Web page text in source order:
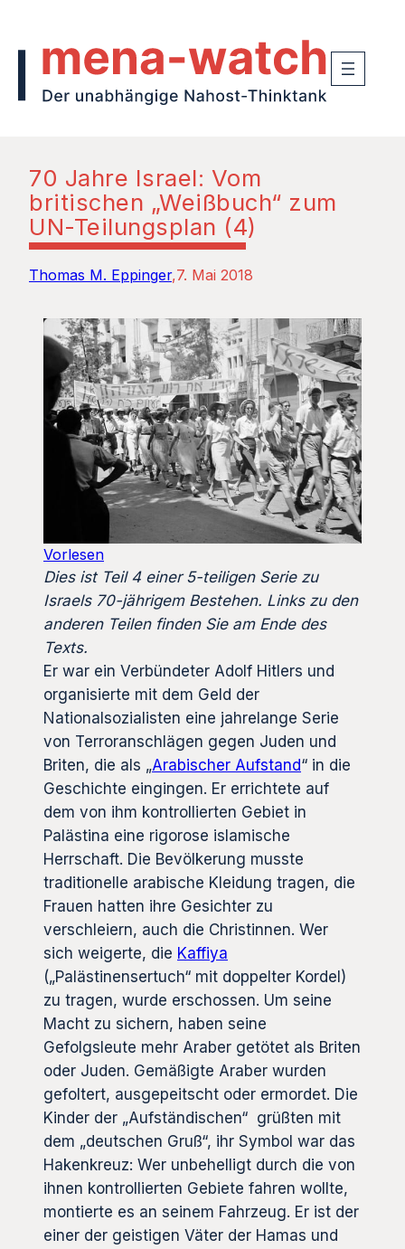
70 Jahre Israel: Vom
britischen „Weißbuch“ zum
UN-Teilungsplan (4)
Thomas M. Eppinger 7. Mai 2018
Vorlesen
Dies ist Teil 4 einer 5-teiligen Serie zu
Israels 70-jährigem Bestehen. Links zu den
anderen Teilen finden Sie am Ende des
Texts.
Er war ein Verbündeter Adolf Hitlers und
organisierte mit dem Geld der
Nationalsozialisten eine jahrelange Serie
von Terroranschlägen gegen Juden und
Briten, die als „Arabischer Aufstand“ in die
Geschichte eingingen. Er errichtete auf
dem von ihm kontrollierten Gebiet in
Palästina eine rigorose islamische
Herrschaft. Die Bevölkerung musste
traditionelle arabische Kleidung tragen, die
Frauen hatten ihre Gesichter zu
verschleiern, auch die Christinnen. Wer
sich weigerte, die Kaffiya
(„Palästinensertuch“ mit doppelter Kordel)
zu tragen, wurde erschossen. Um seine
Macht zu sichern, haben seine
Gefolgsleute mehr Araber getötet als Briten
oder Juden. Gemäßigte Araber wurden
gefoltert, ausgepeitscht oder ermordet. Die
Kinder der „Aufständischen“ grüßten mit
dem „deutschen Gruß“, ihr Symbol war das
Hakenkreuz: Wer unbehelligt durch die von
ihnen kontrollierten Gebiete fahren wollte,
montierte es an seinem Fahrzeug. Er ist der
einer der geistigen Väter der Hamas und